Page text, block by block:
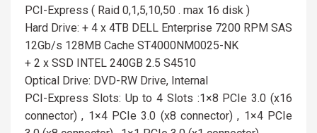
PCI-Express ( Raid 0,1,5,10,50 . max 16 disk )
Hard Drive: + 4 x 4TB DELL Enterprise 7200 RPM SAS
12Gb/s 128MB Cache ST4000NM0025-NK
+ 2 x SSD INTEL 240GB 2.5 S4510
Optical Drive: DVD-RW Drive, Internal
PCI-Express Slots: Up to 4 Slots :1×8 PCIe 3.0 (x16
connector) , 1×4 PCIe 3.0 (x8 connector) , 1×4 PCIe